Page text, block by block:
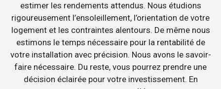
estimer les rendements attendus. Nous étudions
rigoureusement l’ensoleillement, l’orientation de votre
logement et les contraintes alentours. De même nous
estimons le temps nécessaire pour la rentabilité de
votre installation avec précision. Nous avons le savoir-
faire nécessaire. Du reste, vous pourrez prendre une
décision éclairée pour votre investissement. En